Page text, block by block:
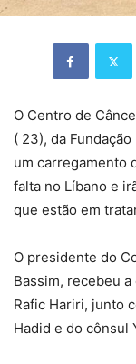
O Centro de
( 23), da
um carregamento
falta no Líbano e
que estão em
O presidente do
Bassim, recebeu
Rafic Hariri, junto
Hadid e do cônsul